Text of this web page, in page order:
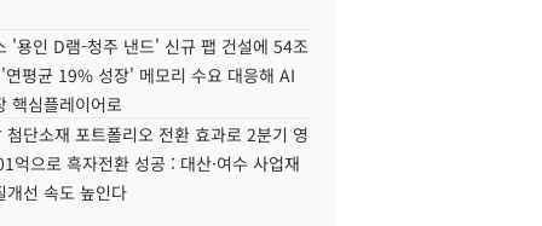
'용인 D램-청주 낸드' 신규 팹 건설에 54조
평균 19% 성장' 메모리 수요 대응해 AI
핵심플레이어로
첨단소재 포트폴리오 전환 효과로 2분기 영
억으로 흑자전환 성공 : 대산·여수 사업재
개선 속도 높인다